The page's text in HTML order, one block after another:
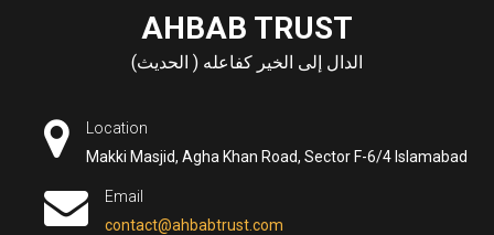
AHBAB TRUST
الدال إلى الخير كفاعله ( الحديث)
Location
Makki Masjid, Agha Khan Road, Sector F-6/4 Islamabad
Email
contact@ahbabtrust.com